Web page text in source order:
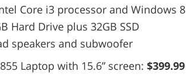
Core i3 processor and Windows 8
Hard Drive plus 32GB SSD
speakers and subwoofer
Laptop with 15.6” screen: $399.99